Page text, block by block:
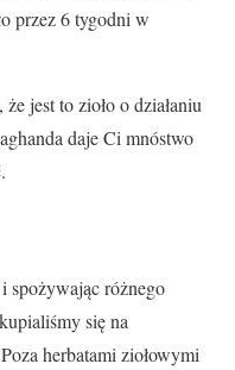
przez 6 tygodni w
jest to zioło o działaniu
daje Ci mnóstwo
spożywając różnego
się na
herbatami ziołowymi